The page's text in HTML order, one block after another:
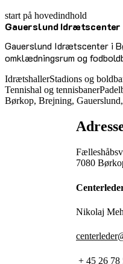
start på hovedindhold
Gauerslund Idrætscenter
Gauerslund Idrætscenter i
omklædningsrum og
senest opdateret 17. februar
IdrætshallerStadions og
Tennishal og tennisbaner
Børkop, Brejning,
7080
Nikolaj
+ 45 26 78